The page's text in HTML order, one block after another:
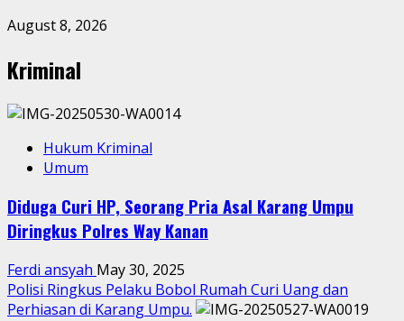
August 8, 2026
Kriminal
Hukum Kriminal
Umum
Diduga Curi HP, Seorang Pria Asal Karang Umpu
Diringkus Polres Way Kanan
Ferdi ansyah May 30, 2025
Polisi Ringkus Pelaku Bobol Rumah Curi Uang dan
Perhiasan di Karang Umpu.